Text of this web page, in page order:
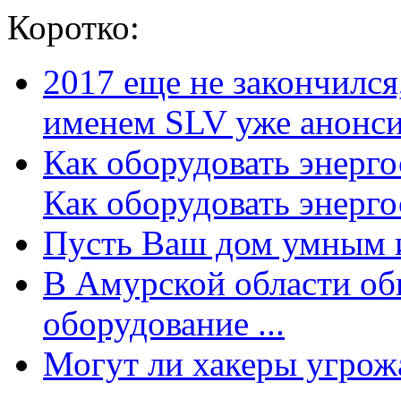
Коротко:
2017 еще не
именем SLV уже
Как оборудовать
Как оборудовать
Пусть Ваш дом умным
В Амурской области
оборудование ...
Могут ли хакеры